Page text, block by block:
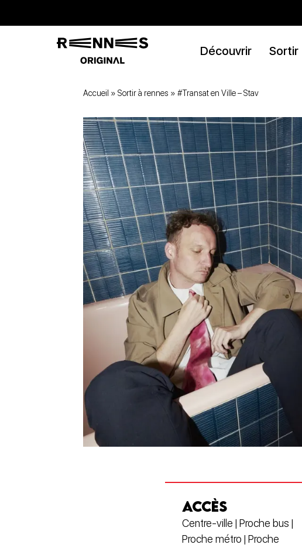
Découvrir Sortir
Accueil » Sortir à rennes » #Transat en Ville – Stav
ACCÈS
Centre-ville | Proche bus |
Proche métro | Proche